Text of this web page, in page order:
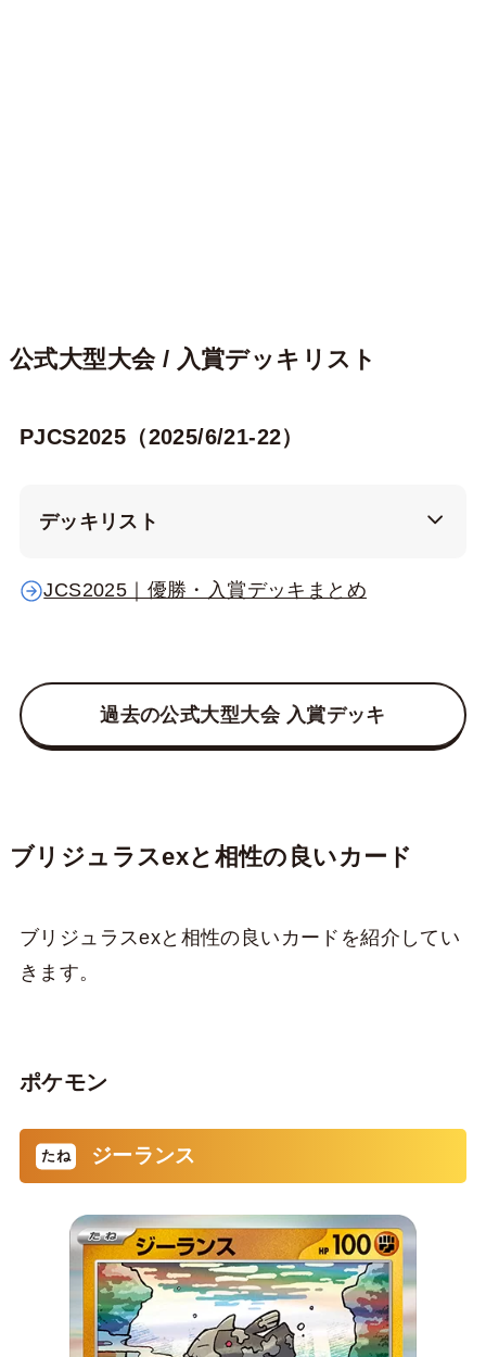
公式大型大会 / 入賞デッキリスト
PJCS2025（2025/6/21-22）
デッキリスト
JCS2025｜優勝・入賞デッキまとめ
過去の公式大型大会 入賞デッキ
ブリジュラスexと相性の良いカード
ブリジュラスexと相性の良いカードを紹介してい
きます。
ポケモン
ジーランス